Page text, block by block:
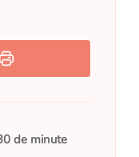
de minute